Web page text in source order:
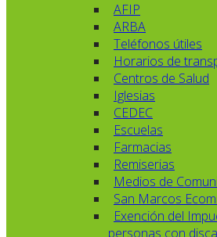
AFIP
ARBA
Teléfonos útiles
Horarios de
Centros de Salud
Iglesias
CEDEC
Escuelas
Farmacias
Remiserias
Medios de
San Marcos
Exención del
personas con